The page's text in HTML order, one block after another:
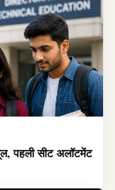
पहली सीट अलॉटमेंट